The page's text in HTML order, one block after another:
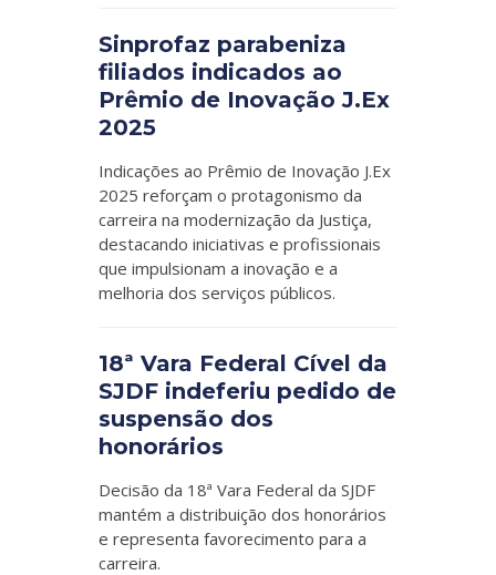
Sinprofaz parabeniza
filiados indicados ao
Prêmio de Inovação J.Ex
2025
Indicações ao Prêmio de Inovação J.Ex
2025 reforçam o protagonismo da
carreira na modernização da Justiça,
destacando iniciativas e profissionais
que impulsionam a inovação e a
melhoria dos serviços públicos.
18ª Vara Federal Cível da
SJDF indeferiu pedido de
suspensão dos
honorários
Decisão da 18ª Vara Federal da SJDF
mantém a distribuição dos honorários
e representa favorecimento para a
carreira.